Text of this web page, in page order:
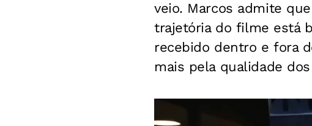
veio. Marcos admite
trajetória do filme está
recebido dentro e fora
mais pela qualidade